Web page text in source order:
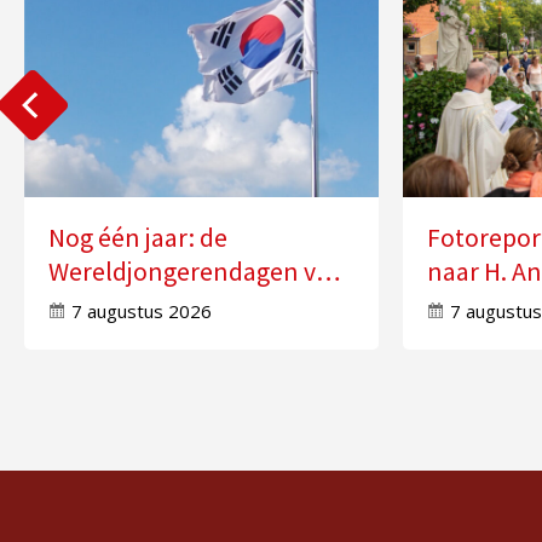
Nog één jaar: de
Wereldjongerendagen van
2027 in Seoul
7 augustus 2026
naar H.
7